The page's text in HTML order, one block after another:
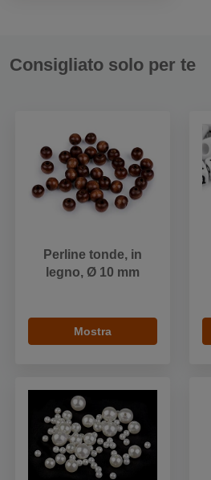
Consigliato solo per te
Perline tonde, in
legno, Ø 10 mm
Mostra